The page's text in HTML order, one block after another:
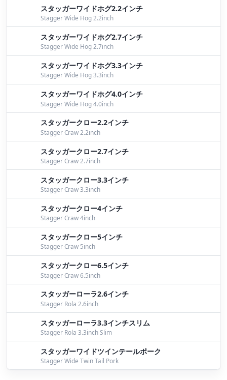
狙う釣りと釣れる釣りby Yokoyama
要望:スタッガーワイドバスby Yokoyama
８月１０日桧原湖ガイドby Bomber
８月３日桧原湖ガイドby Bomber
本日、桧原湖by Bomber
ワイドキャロ
by Bomber
７月２４日桧原湖ガイド
ワイドキャロby Bomber
７月１８日桧原湖ガイドby Bomber
JB桧原湖第２戦by Bomber
アカメ釣行 キビレby Nomura
by Kujime
７月４日桧原湖ガイドby Bomber
明日はby Kujime
フック交換by Kujime
キビレガイドby Kujime
ワイキャロ
by Iwata
キビレゲーム方法by Kujime
スタッガーワイドホグ2.2インチ
Stagger Wide Hog 2.2inch
スタッガーワイドホグ2.7インチ
Stagger Wide Hog 2.7inch
スタッガーワイドホグ3.3インチ
Stagger Wide Hog 3.3inch
スタッガーワイドホグ4.0インチ
Stagger Wide Hog 4.0inch
スタッガークロー2.2インチ
Stagger Craw 2.2inch
スタッガークロー2.7インチ
Stagger Craw 2.7inch
スタッガークロー3.3インチ
Stagger Craw 3.3inch
スタッガークロー4インチ
Stagger Craw 4inch
スタッガークロー5インチ
Stagger Craw 5inch
スタッガークロー6.5インチ
Stagger Craw 6.5inch
スタッガーローラ2.6インチ
Stagger Rola 2.6inch
スタッガーローラ3.3インチスリム
Stagger Rola 3.3inch Slim
スタッガーワイドツインテールポーク
Stagger Wide Twin Tail Pork